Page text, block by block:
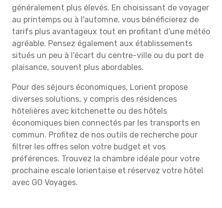
généralement plus élevés. En choisissant de voyager
au printemps ou à l'automne, vous bénéficierez de
tarifs plus avantageux tout en profitant d'une météo
agréable. Pensez également aux établissements
situés un peu à l'écart du centre-ville ou du port de
plaisance, souvent plus abordables.
Pour des séjours économiques, Lorient propose
diverses solutions, y compris des résidences
hôtelières avec kitchenette ou des hôtels
économiques bien connectés par les transports en
commun. Profitez de nos outils de recherche pour
filtrer les offres selon votre budget et vos
préférences. Trouvez la chambre idéale pour votre
prochaine escale lorientaise et réservez votre hôtel
avec GO Voyages.